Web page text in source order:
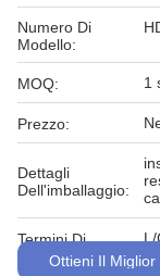
Numero Di
Modello:
MOQ: 1
Prezzo:
Dettagli
Dell'imballaggio:
Termini Di
Pagamento:
L/
Ottieni Il Miglior